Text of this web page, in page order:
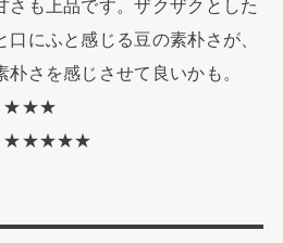
さも上品です。ザクザクとした
にふと感じる豆の素朴さが、
さを感じさせて良いかも。
★★★